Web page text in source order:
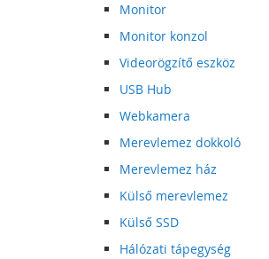
Monitor
Monitor konzol
Videorögzítő eszköz
USB Hub
Webkamera
Merevlemez dokkoló
Merevlemez ház
Külső merevlemez
Külső SSD
Hálózati tápegység